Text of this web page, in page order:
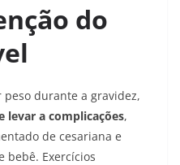
do
durante a gravidez,
levar a complicações,
de cesariana e
bebê. Exercícios